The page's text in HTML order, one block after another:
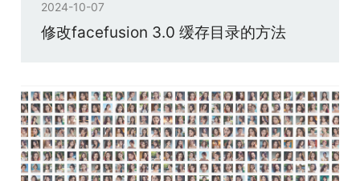
2024-10-07
修改facefusion 3.0 缓存目录的方法